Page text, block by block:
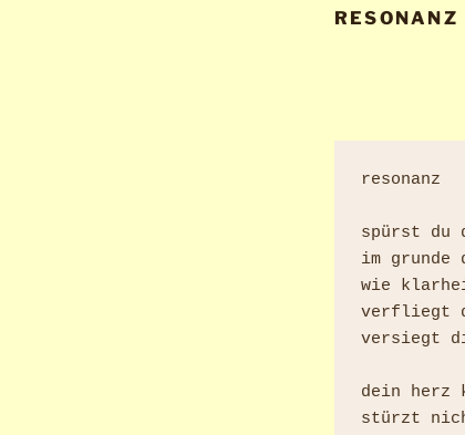
RESONANZ
resonanz
spürst du
im grunde
wie
verfliegt
versiegt
dein herz
stürzt